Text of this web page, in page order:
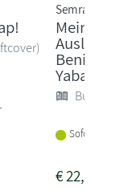
Semra Ertan
Mein
Ausländer
Benim
Yabanci
Buch
Sofort
€22,00